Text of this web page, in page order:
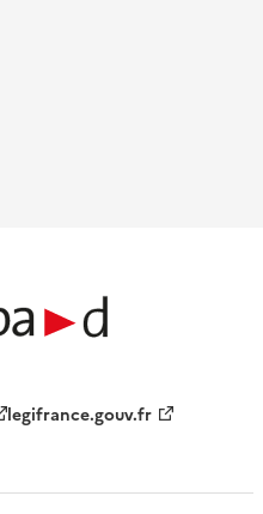
legifrance.gouv.fr